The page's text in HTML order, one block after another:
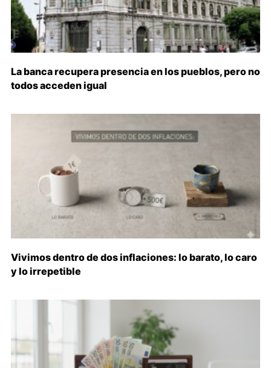
La banca recupera presencia en los pueblos, pero no
todos acceden igual
Vivimos dentro de dos inflaciones: lo barato, lo caro
y lo irrepetible